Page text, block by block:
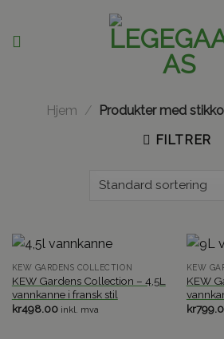
content
Hjem / Produkter med
FILTRER
KEW GARDENS COLLECTION
KEW Gardens Collection – 4,5L
vannkanne i fransk stil
kr498.00 inkl. mva
KEW
KEW
kr